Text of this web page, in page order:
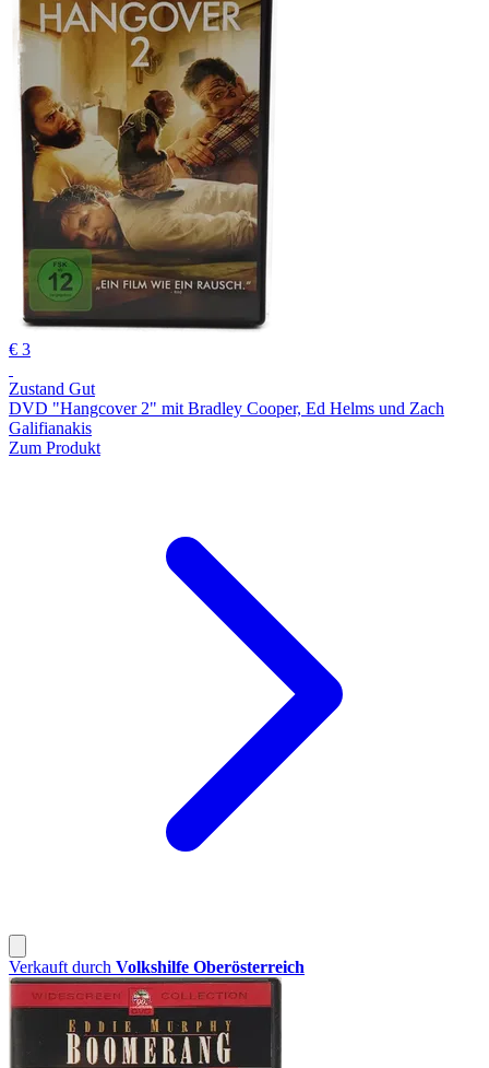
€ 3
Zustand Gut
DVD "Hangcover 2" mit Bradley Cooper, Ed Helms und Zach
Galifianakis
Zum Produkt
Verkauft durch Volkshilfe Oberösterreich